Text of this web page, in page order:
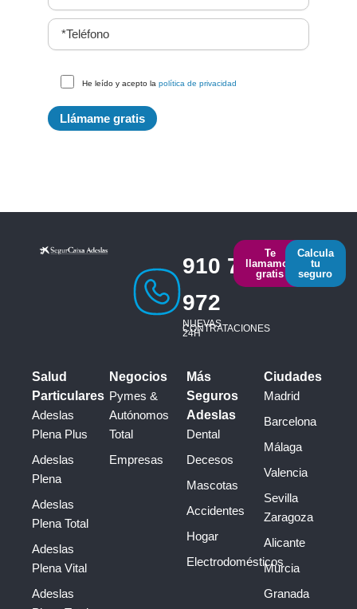
He leído y acepto la política de privacidad
910 793
972
NUEVAS
CONTRATACIONES
24H
Te
llamamos
gratis
Calcula
tu
seguro
Salud
Particulares
Adeslas
Plena Plus
Adeslas
Plena
Adeslas
Plena Total
Adeslas
Plena Vital
Adeslas
Negocios
Pymes &
Autónomos
Total
Empresas
Más
Seguros
Adeslas
Dental
Decesos
Mascotas
Accidentes
Hogar
Electrodomésticos
Ciudades
Madrid
Barcelona
Málaga
Valencia
Sevilla
Zaragoza
Alicante
Murcia
Granada